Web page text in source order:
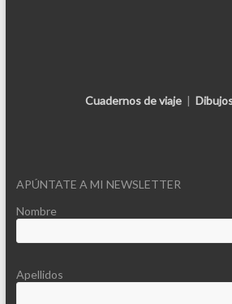
Cuadernos de viaje|
APÚNTATE A MI NEWSLETTER
Nombre
Apellidos